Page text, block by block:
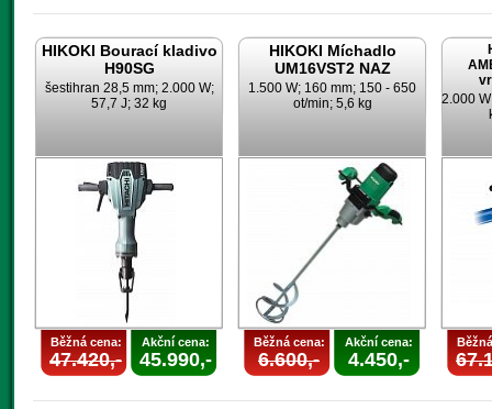
HIKOKI Bourací kladivo
H90SG
šestihran 28,5 mm; 2.000 W;
57,7 J; 32 kg
Běžná cena:
47.420,-
Akční cena:
45.990,-
HIKOKI Míchadlo
UM16VST2 NAZ
1.500 W; 160 mm; 150 - 650
ot/min; 5,6 kg
Běžná cena:
6.600,-
Akční cena:
4.450,-
2.000